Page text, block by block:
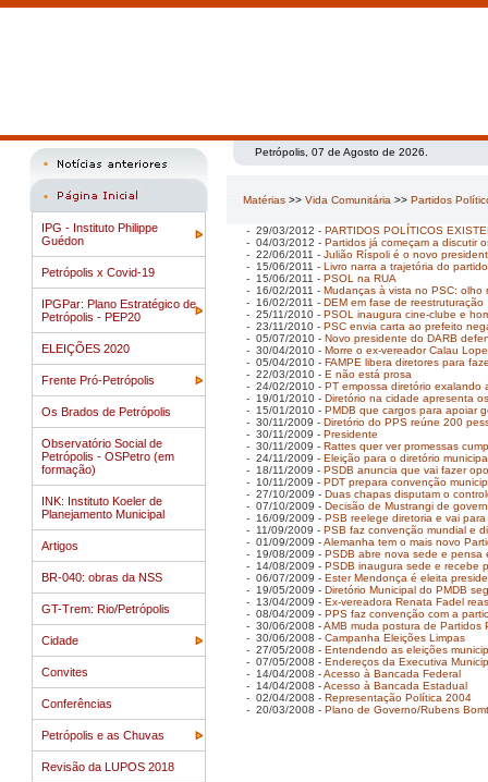
IPG - Instituto Philippe
Guédon
Petrópolis x Covid-19
IPGPar: Plano Estratégico de
Petrópolis - PEP20
ELEIÇÕES 2020
Frente Pró-Petrópolis
Os Brados de Petrópolis
Observatório Social de
Petrópolis - OSPetro (em
formação)
INK: Instituto Koeler de
Planejamento Municipal
Artigos
BR-040: obras da NSS
GT-Trem: Rio/Petrópolis
Cidade
Convites
Conferências
Petrópolis e as Chuvas
Revisão da LUPOS 2018
Petrópolis, 07 de Agosto de 2026.
Matérias >> Vida Comunitária >> Partidos
- 29/03/2012 - PARTIDOS POLÍTICOS
- 04/03/2012 - Partidos já começam a discutir
- 22/06/2011 - Julião Ríspoli é o novo
- 15/06/2011 - Livro narra a trajetória do
- 15/06/2011 - PSOL na RUA
- 16/02/2011 - Mudanças à vista no PSC: olho
- 16/02/2011 - DEM em fase de reestruturação
- 25/11/2010 - PSOL inaugura cine-clube e
- 23/11/2010 - PSC envia carta ao prefeito
- 05/07/2010 - Novo presidente do DARB
- 30/04/2010 - Morre o ex-vereador Calau
- 05/04/2010 - FAMPE libera diretores para
- 22/03/2010 - E não está prosa
- 24/02/2010 - PT empossa diretório exalando
- 19/01/2010 - Diretório na cidade apresenta
- 15/01/2010 - PMDB que cargos para apoiar
- 30/11/2009 - Diretório do PPS reúne 200
- 30/11/2009 - Presidente
- 30/11/2009 - Rattes quer ver promessas
- 24/11/2009 - Eleição para o diretório
- 18/11/2009 - PSDB anuncia que vai fazer
- 10/11/2009 - PDT prepara convenção
- 27/10/2009 - Duas chapas disputam o
- 07/10/2009 - Decisão de Mustrangi de
- 16/09/2009 - PSB reelege diretoria e vai
- 11/09/2009 - PSB faz convenção mundial e
- 01/09/2009 -Alemanha tem o mais novo
- 19/08/2009 - PSDB abre nova sede e pensa
- 14/08/2009 - PSDB inaugura sede e recebe
- 06/07/2009 - Ester Mendonça é eleita
- 19/05/2009 - Diretório Municipal do PMDB
- 13/04/2009 - Ex-vereadora Renata Fadel
- 08/04/2009 - PPS faz convenção com a
- 30/06/2008 -AMB muda postura de Partidos
- 30/06/2008 - Campanha Eleições Limpas
- 27/05/2008 - Entendendo as eleições
- 07/05/2008 - Endereços da Executiva
- 14/04/2008 -Acesso à Bancada Federal
- 14/04/2008 -Acesso à Bancada Estadual
- 02/04/2008 - Representação Política 2004
- 20/03/2008 - Plano de Governo/Rubens